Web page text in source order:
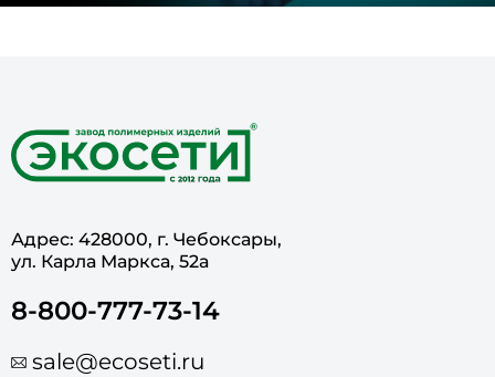
Адрес: 428000, г. Чебоксары,
ул. Карла Маркса, 52а
8-800-777-73-14
sale@ecoseti.ru